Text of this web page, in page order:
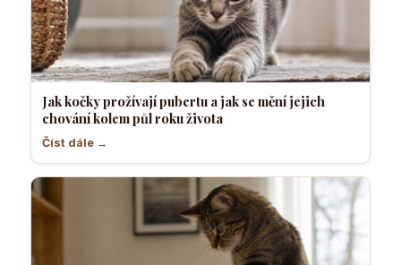
Jak kočky prožívají pubertu a jak se mění jejich
chování kolem půl roku života
Číst dále →